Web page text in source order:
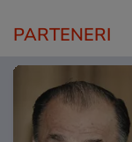
PARTENERI